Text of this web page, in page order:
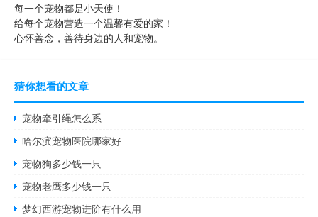
每一个宠物都是小天使！
给每个宠物营造一个温馨有爱的家！
心怀善念，善待身边的人和宠物。
猜你想看的文章
宠物牵引绳怎么系
哈尔滨宠物医院哪家好
宠物狗多少钱一只
宠物老鹰多少钱一只
梦幻西游宠物进阶有什么用